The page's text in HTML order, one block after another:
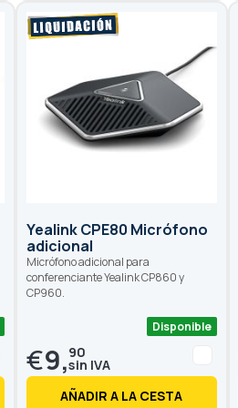
Yealink CPE80 Micrófono
adicional
Micrófono adicional para
conferenciante Yealink CP860 y
CP960.
Disponible
€9,90
AÑADIR A LA CESTA